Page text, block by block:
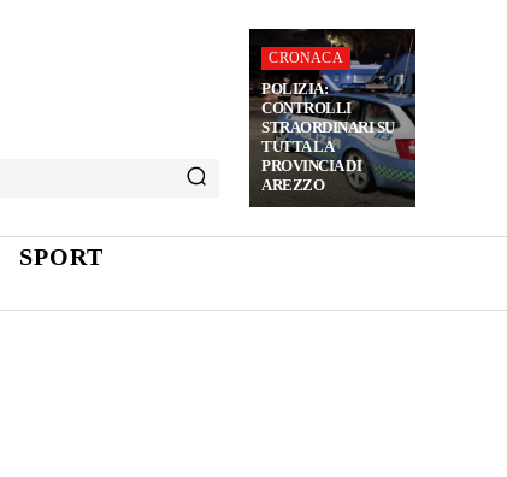
CRONACA
POLIZIA:
CONTROLLI
STRAORDINARI SU
TUTTA LA
PROVINCIA DI
AREZZO
SPORT